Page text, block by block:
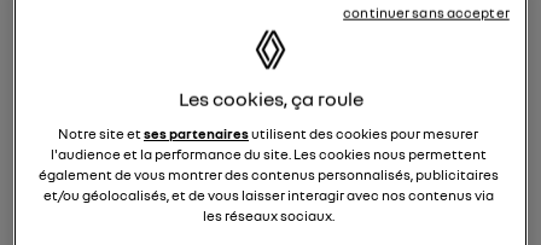
Rafale E-Tech full hybrid
Hybride RENAULT
263membres
Les cookies, ça roule
Notre site etses partenairesutilisent des cookies pour mesurer
l'audience et la performance du site. Les cookies nous permettent
également de vous montrer des contenus personnalisés, publicitaires
et/ou géolocalisés, et de vous laisser interagir avec nos contenus via
les réseaux sociaux.
continuer sans accepter